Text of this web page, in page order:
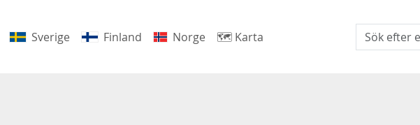
Sverige Finland Norge 🗺 Karta